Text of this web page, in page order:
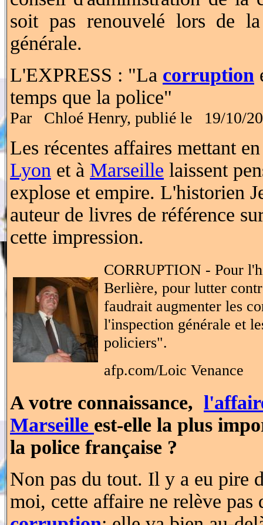
soit pas renouvelé lors de la
générale.
L'EXPRESS : "La corruption
temps que la police"
Par Chloé Henry, publié le 19/10/
Les récentes affaires mettant
Lyon et à Marseille laissent
explose et empire. L'historien
auteur de livres de référence
cette impression.
CORRUPTION - Pour
Berlière, pour lutter
faudrait augmenter les
l'inspection générale et
policiers".
afp.com/Loic Venance
A votre connaissance,
Marseille est-elle la plus
la police française ?
Non pas du tout. Il y a eu pire
moi, cette affaire ne relève pas